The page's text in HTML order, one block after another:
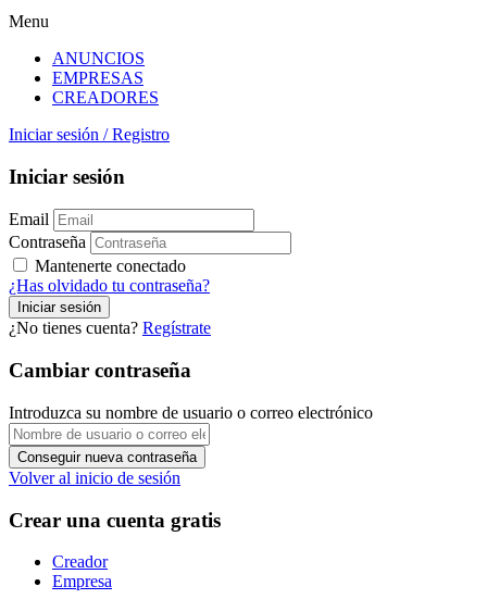
Menu
ANUNCIOS
EMPRESAS
CREADORES
Iniciar sesión / Registro
Iniciar sesión
Email
Contraseña
Mantenerte conectado
¿Has olvidado tu contraseña?
¿No tienes cuenta? Regístrate
Cambiar contraseña
Introduzca su nombre de usuario o correo electrónico
Volver al inicio de sesión
Crear una cuenta gratis
Creador
Empresa